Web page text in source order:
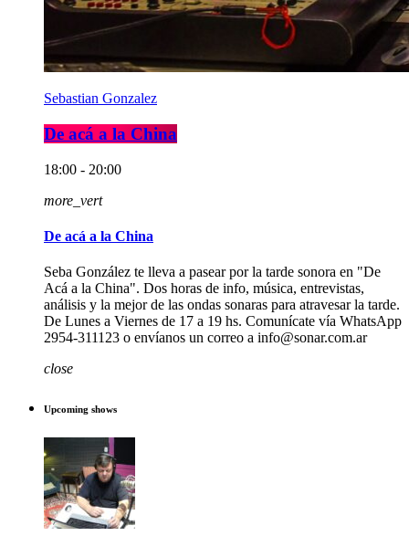
Sebastian Gonzalez
De acá a la China
18:00 - 20:00
more_vert
De acá a la China
Seba González te lleva a pasear por la tarde sonora en "De
Acá a la China". Dos horas de info, música, entrevistas,
análisis y la mejor de las ondas sonaras para atravesar la tarde.
De Lunes a Viernes de 17 a 19 hs. Comunícate vía WhatsApp
2954-311123 o envíanos un correo a info@sonar.com.ar
close
Upcoming shows